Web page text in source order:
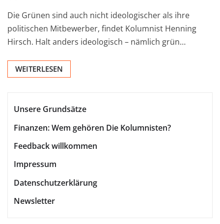
Die Grünen sind auch nicht ideologischer als ihre
politischen Mitbewerber, findet Kolumnist Henning
Hirsch. Halt anders ideologisch – nämlich grün…
WEITERLESEN
Unsere Grundsätze
Finanzen: Wem gehören Die Kolumnisten?
Feedback willkommen
Impressum
Datenschutzerklärung
Newsletter